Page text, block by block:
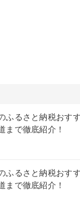
ふるさと納税おす
まで徹底紹介！
ふるさと納税おす
まで徹底紹介！